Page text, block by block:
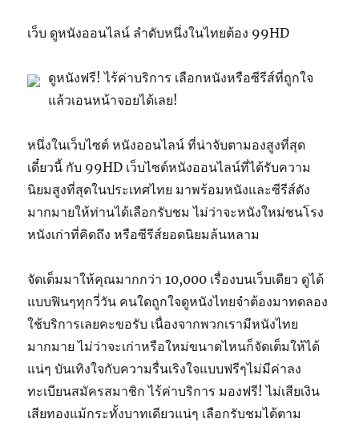
เว็บ ดูหนังออนไลน์ ลำดับหนึ่งในไทยต้อง 99HD
ดูหนังฟรี! ไร้ค่าบริการ เลือกหนังหรือซีรีส์ที่ถูกใจ
แล้วเอนหน้าจอยได้เลย!
หนึ่งในเว็บไซต์ หนังออนไลน์ ที่น่าจับตามองสูงที่สุด
เดี๋ยวนี้ กับ 99HD เว็บไซต์หนังออนไลน์ที่ได้รับความ
นิยมสูงที่สุดในประเทศไทย มาพร้อมหนังและซีรีส์ดัง
มากมายให้ท่านได้เลือกรับชม ไม่ว่าจะหนังใหม่ชนโรง
หนังเก่าที่คิดถึง หรือซีรีส์ยอดนิยมล้นหลาม
จัดเต็มมาให้คุณมากกว่า 10,000 เรื่องบนเว็บเดียว ดูได้
แบบฟินๆทุกวี่วัน คนใดถูกใจดูหนังไทยจำต้องมาทดลอง
ใช้บริการเลยคะขอรับ เนื่องจากพวกเรามีหนังไทย
มากมาย ไม่ว่าจะเก่าหรือใหม่ขนาดไหนก็จัดเต็มให้ได้
แน่ๆ บันเทิงใจกับความรื่นเริงใจแบบฟรีๆไม่มีค่าลง
ทะเบียนสมัครสมาชิก ไร้ค่าบริการ มองฟรี! ไม่เสียเงิน
เสียทองแม้กระทั้งบาทเดียวแน่ๆ เลือกรับชมได้ตาม